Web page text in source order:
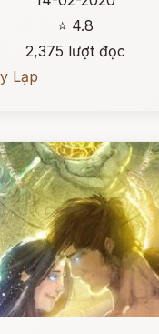
⭐ 4.8
2,375 lượt đọc
Lạp